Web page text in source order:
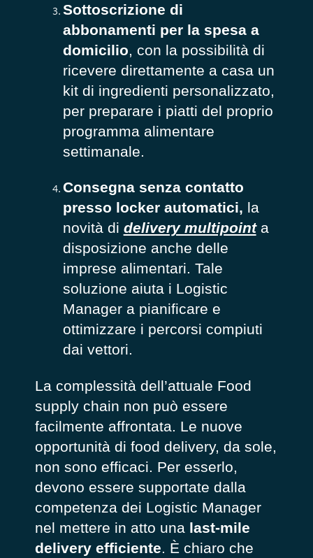
Sottoscrizione di
abbonamenti per la spesa a
domicilio, con la possibilità di
ricevere direttamente a casa un
kit di ingredienti personalizzato,
per preparare i piatti del proprio
programma alimentare
settimanale.
Consegna senza contatto
presso locker automatici, la
novità di delivery multipointa
disposizione anche delle
imprese alimentari. Tale
soluzione aiuta i Logistic
Manager a pianificare e
ottimizzare i percorsi compiuti
dai vettori.
La complessità dell’attuale Food
supply chain non può essere
facilmente affrontata. Le nuove
opportunità di food delivery, da sole,
non sono efficaci. Per esserlo,
devono essere supportate dalla
competenza dei Logistic Manager
nel mettere in atto una last-mile
delivery efficiente. È chiaro che